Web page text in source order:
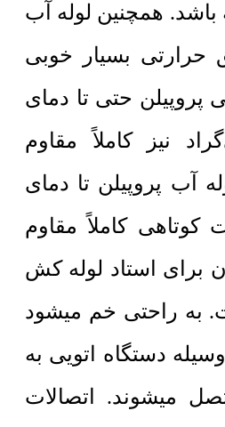
باشد. همچنین لوله آب
حرارتی بسیار خوبی
پروپیلن حتی تا دمای
نیز کاملاً مقاوم
آب پروپیلن تا دمای
کوتاهی کاملاً مقاوم
برای استاد لوله کش
به راحتی خم میشود
دستگاه اتویی به
میشوند. اتصالات